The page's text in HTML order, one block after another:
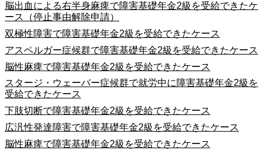
脳出血による右半身麻痺で障害基礎年金2級を受給できたケ
ース（停止事由解除申請）
双極性障害で障害基礎年金2級を受給できたケース
アスペルガー症候群で障害基礎年金2級を受給できたケース
脳性麻痺で障害基礎年金2級を受給できたケース
スタージ・ウェーバー症候群で就労中に障害基礎年金2級を
受給できたケース
下肢切断で障害基礎年金2級を受給できたケース
広汎性発達障害で障害基礎年金2級を受給できたケース
脳性麻痺で障害基礎年金2級を受給できたケース